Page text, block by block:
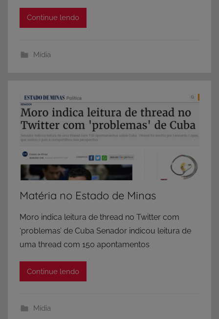
Continue lendo
Mídia
Matéria no Estado de Minas
Moro indica leitura de thread no Twitter com
‘problemas’ de Cuba Senador indicou leitura de
uma thread com 150 apontamentos
Continue lendo
Mídia